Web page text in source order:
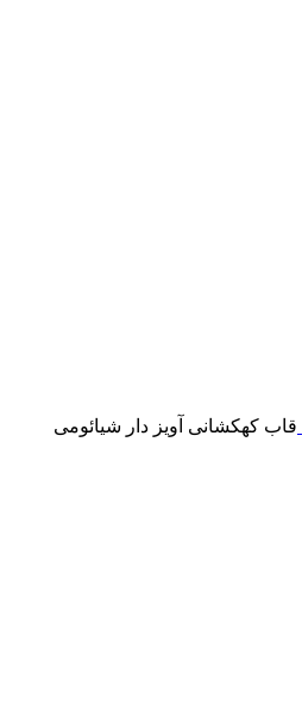
قاب کهکشانی آویز دار شیائومی